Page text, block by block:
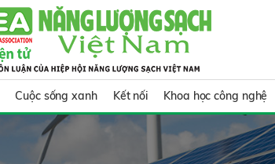
Cuộc sống xanh Kết nối Khoa học công nghệ